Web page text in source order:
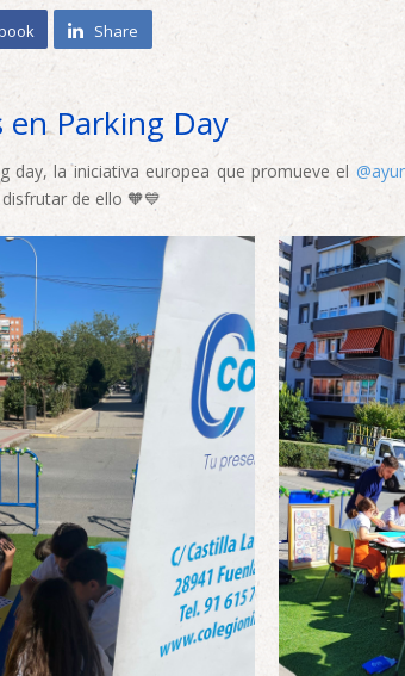
Share
en Parking Day
day, la iniciativa europea que promueve el
de ello 🧡💙